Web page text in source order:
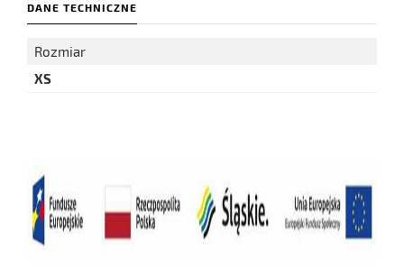
DANE TECHNICZNE
Rozmiar
XS